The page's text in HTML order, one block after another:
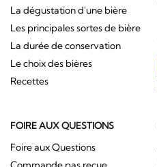
La dégustation d'une bière
Les principales sortes de bière
La durée de conservation
Le choix des bières
Recettes
FOIRE AUX QUESTIONS
Foire aux Questions